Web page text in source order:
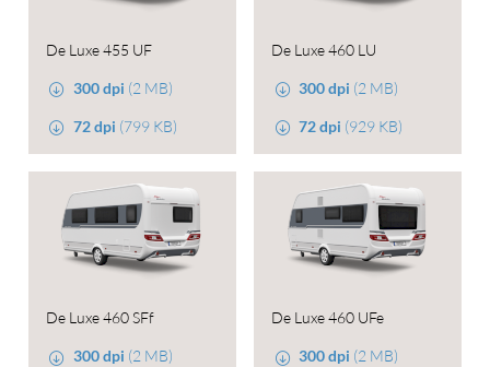
De Luxe 455 UF
300 dpi (2 MB)
72 dpi (799 KB)
De Luxe 460 LU
300 dpi (2 MB)
72 dpi (929 KB)
De Luxe 460 SFf
300 dpi (2 MB)
De Luxe 460 UFe
300 dpi (2 MB)